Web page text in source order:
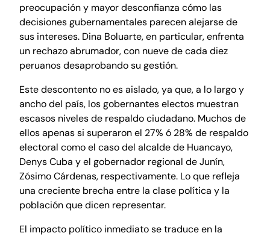
preocupación y mayor desconfianza cómo las
decisiones gubernamentales parecen alejarse de
sus intereses. Dina Boluarte, en particular, enfrenta
un rechazo abrumador, con nueve de cada diez
peruanos desaprobando su gestión.
Este descontento no es aislado, ya que, a lo largo y
ancho del país, los gobernantes electos muestran
escasos niveles de respaldo ciudadano. Muchos de
ellos apenas si superaron el 27% ó 28% de respaldo
electoral como el caso del alcalde de Huancayo,
Denys Cuba y el gobernador regional de Junín,
Zósimo Cárdenas, respectivamente. Lo que refleja
una creciente brecha entre la clase política y la
población que dicen representar.
El impacto político inmediato se traduce en la